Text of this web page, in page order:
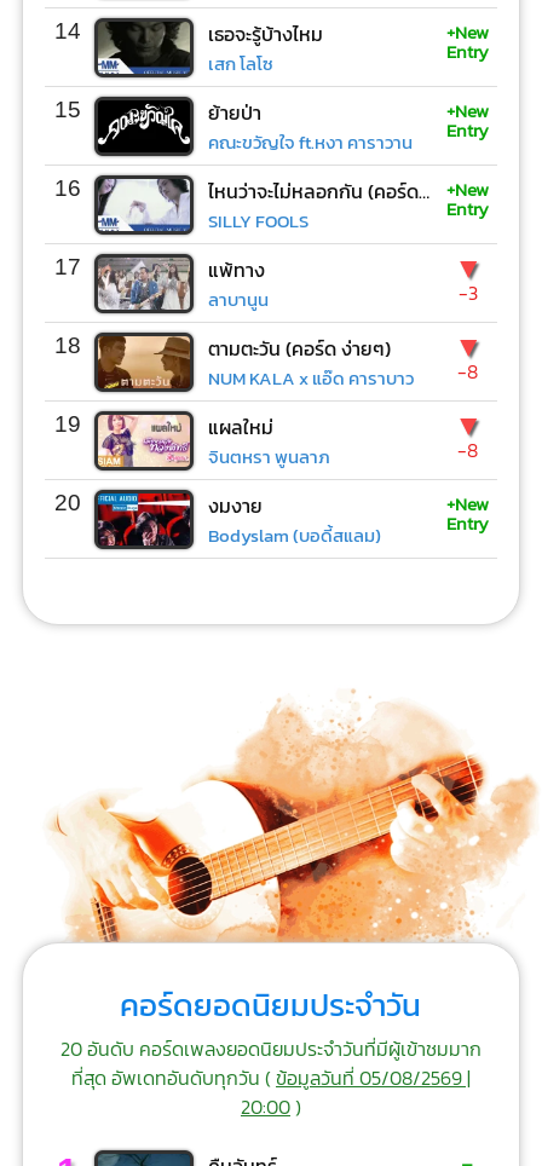
14 เธอจะรู้บ้างไหม
เสก โลโซ
+New
Entry
15 ย้ายป่า
คณะขวัญใจ ft.หงา คาราวาน
+New
Entry
16 ไหนว่าจะไม่หลอกกัน (คอร์ด ง่ายๆ)
SILLY FOOLS
+New
Entry
17 แพ้ทาง
ลาบานูน
▼
-3
18 ตามตะวัน (คอร์ด ง่ายๆ)
NUM KALA x แอ๊ด คาราบาว
▼
-8
19 แผลใหม่
จินตหรา พูนลาภ
▼
-8
20 งมงาย
Bodyslam (บอดี้สแลม)
+New
Entry
คอร์ดยอดนิยมประจำวัน
20 อันดับ คอร์ดเพลงยอดนิยมประจำวันที่มีผู้เข้าชมมาก
ที่สุด อัพเดทอันดับทุกวัน (ข้อมูลวันที่ 05/08/2569 |
20:00)